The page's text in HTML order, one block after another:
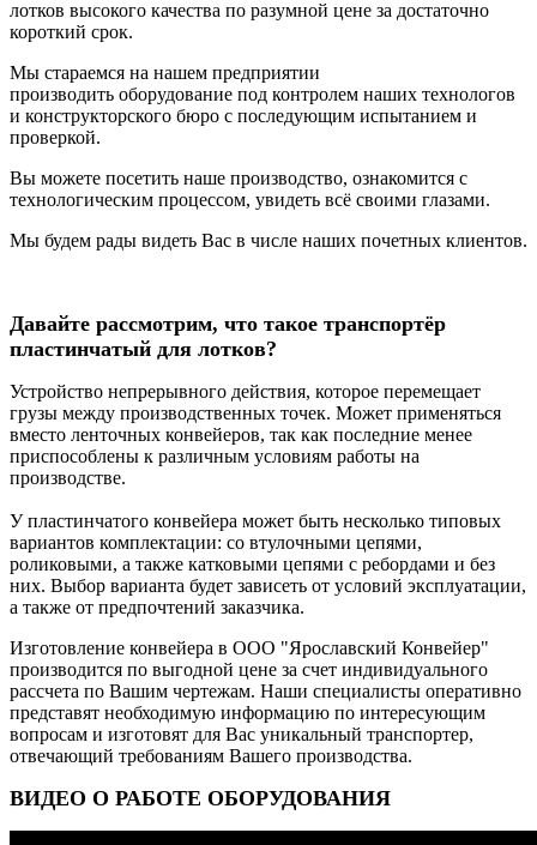
лотков высокого качества по разумной цене за достаточно
короткий срок.
Мы стараемся на нашем предприятии
производить оборудование под контролем наших технологов
и конструкторского бюро с последующим испытанием и
проверкой.
Вы можете посетить наше производство, ознакомится с
технологическим процессом, увидеть всё своими глазами.
Мы будем рады видеть Вас в числе наших почетных клиентов.
Давайте рассмотрим, что такое транспортёр
пластинчатый для лотков?
Устройство непрерывного действия, которое перемещает
грузы между производственных точек. Может применяться
вместо ленточных конвейеров, так как последние менее
приспособлены к различным условиям работы на
производстве.
У пластинчатого конвейера может быть несколько типовых
вариантов комплектации: со втулочными цепями,
роликовыми, а также катковыми цепями с ребордами и без
них. Выбор варианта будет зависеть от условий эксплуатации,
а также от предпочтений заказчика.
Изготовление конвейера в ООО "Ярославский Конвейер"
производится по выгодной цене за счет индивидуального
рассчета по Вашим чертежам. Наши специалисты оперативно
представят необходимую информацию по интересующим
вопросам и изготовят для Вас уникальный транспортер,
отвечающий требованиям Вашего производства.
ВИДЕО О РАБОТЕ ОБОРУДОВАНИЯ